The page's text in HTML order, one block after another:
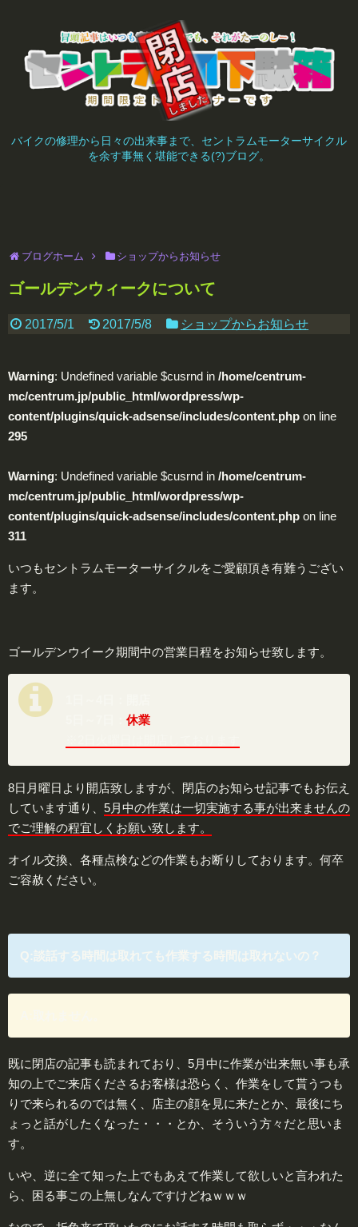
バイクの修理から日々の出来事まで、セントラムモーターサイクル
を余す事無く堪能できる(?)ブログ。
ブログホーム ショップからお知らせ
ゴールデンウィークについて
2017/5/1 2017/5/8 ショップからお知らせ
Warning: Undefined variable $cusrnd in /home/centrum-
mc/centrum.jp/public_html/wordpress/wp-
content/plugins/quick-adsense/includes/content.php on line
295
Warning: Undefined variable $cusrnd in /home/centrum-
mc/centrum.jp/public_html/wordpress/wp-
content/plugins/quick-adsense/includes/content.php on line
311
いつもセントラムモーターサイクルをご愛顧頂き有難うござい
ます。
ゴールデンウイーク期間中の営業日程をお知らせ致します。
休業
8日月曜日より開店致しますが、閉店のお知らせ記事でもお伝え
しています通り、 5月中の作業は一切実施する事が出来ませんの
でご理解の程宜しくお願い致します。
オイル交換、各種点検などの作業もお断りしております。何卒
ご容赦ください。
Q:談話する時間は取れても作業する時間は取れないの？
既に閉店の記事も読まれており、5月中に作業が出来無い事も承
知の上でご来店くださるお客様は恐らく、作業をして貰うつも
りで来られるのでは無く、店主の顔を見に来たとか、最後にち
ょっと話がしたくなった・・・とか、そういう方々だと思いま
す。
いや、逆に全て知った上でもあえて作業して欲しいと言われた
ら、困る事この上無しなんですけどねｗｗｗ